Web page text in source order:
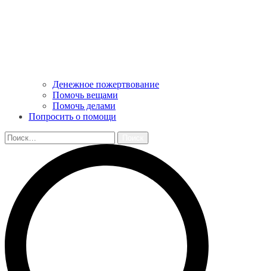
Денежное пожертвование
Помочь вещами
Помочь делами
Попросить о помощи
Найти: